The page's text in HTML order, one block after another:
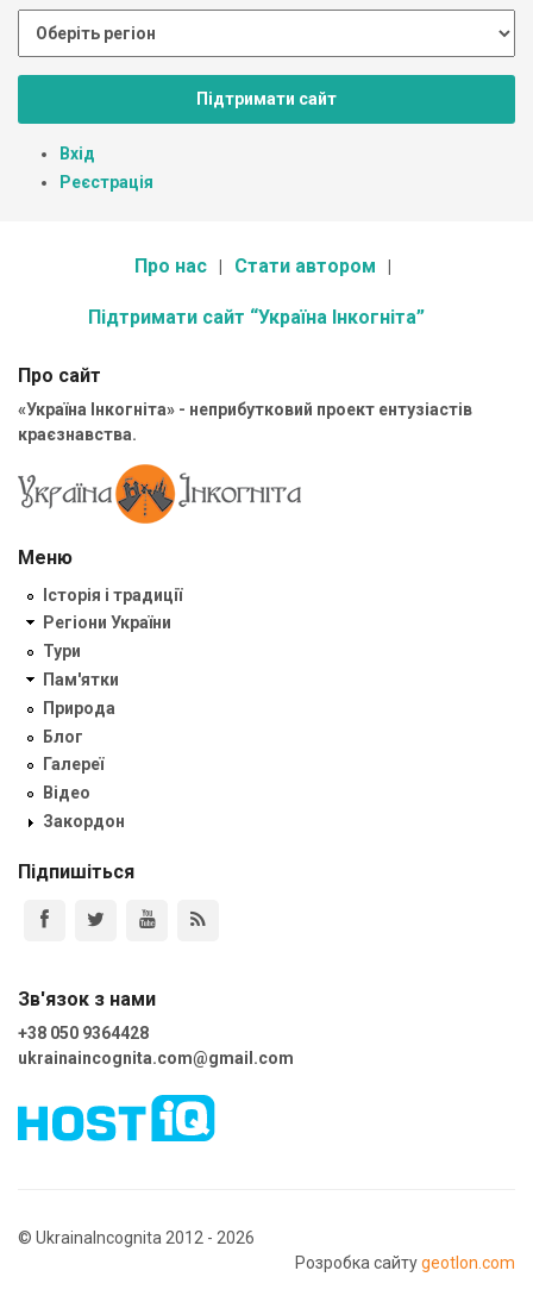
Підтримати сайт
Вхід
Реєстрація
Про нас Стати автором
Підтримати сайт “Україна Інкогніта”
Про сайт
«Україна Інкогніта» - неприбутковий проект ентузіастів
краєзнавства.
Меню
Історія і традиції
Регіони України
Тури
Пам'ятки
Природа
Блог
Галереї
Відео
Закордон
Підпишіться
Зв'язок з нами
+38 050 9364428
ukrainaincognita.com@gmail.com
© UkrainaIncognita 2012 - 2026
Розробка сайтуgeotlon.com